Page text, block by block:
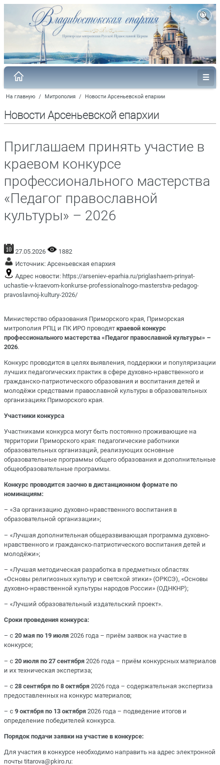
На главную / Митрополия / Новости Арсеньевской епархии
Новости Арсеньевской епархии
Приглашаем принять участие в
краевом конкурсе
профессионального мастерства
«Педагог православной
культуры» – 2026
27.05.2026
1882
Источник: Арсеньевская епархия
Адрес новости: https://arseniev-eparhia.ru/priglashaem-prinyat-
uchastie-v-kraevom-konkurse-professionalnogo-masterstva-pedagog-
pravoslavnoj-kultury-2026/
Министерство образования Приморского края, Приморская
митрополия РПЦ и ПК ИРО проводят краевой конкурс
профессионального мастерства «Педагог православной культуры» –
2026.
Конкурс проводится в целях выявления, поддержки и популяризации
лучших педагогических практик в сфере духовно-нравственного и
гражданско-патриотического образования и воспитания детей и
молодёжи средствами православной культуры в образовательных
организациях Приморского края.
Участники конкурса
Участниками конкурса могут быть постоянно проживающие на
территории Приморского края: педагогические работники
образовательных организаций, реализующих основные
образовательные программы общего образования и дополнительные
общеобразовательные программы.
Конкурс проводится заочно в дистанционном формате по
номинациям:
– «За организацию духовно-нравственного воспитания в
образовательной организации»;
– «Лучшая дополнительная общеразвивающая программа духовно-
нравственного и гражданско-патриотического воспитания детей и
молодёжи»;
– «Лучшая методическая разработка в предметных областях
«Основы религиозных культур и светской этики» (ОРКСЭ), «Основы
духовно-нравственной культуры народов России» (ОДНКНР);
– «Лучший образовательный издательский проект».
Сроки проведения конкурса:
– с 20 мая по 19 июля 2026 года – приём заявок на участие в
конкурсе;
– с 20 июля по 27 сентября 2026 года – приём конкурсных материалов
и их техническая экспертиза;
– с 28 сентября по 8 октября 2026 года – содержательная экспертиза
предоставленных на конкурс материалов;
– с 9 октября по 13 октября 2026 года – подведение итогов и
определение победителей конкурса.
Порядок подачи заявки на участие в конкурсе:
Для участия в конкурсе необходимо направить на адрес электронной
почты titarova@pkiro.ru: